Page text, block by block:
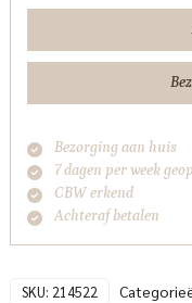
Richmond
aantal
Bezorging aan huis
7 dagen per week
CBW erkend
Achteraf betalen
SKU: 214522